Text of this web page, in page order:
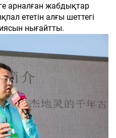
арналған жабдықтар
ететін алғы шеттегі
нығайтты.